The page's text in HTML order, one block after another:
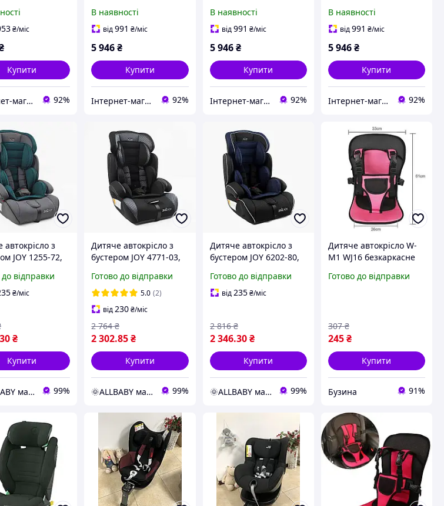
системою Isofix
₴/міс
Купити
Інтернет-магазин дитячих товарів та товарів для дому "Твій Кіндер" 92%
5266 із системою Isofix
блакитне
В наявності
від991 ₴/міс
5 946₴
Купити
Інтернет-магазин дитячих товарів та товарів для дому "Твій Кіндер" 92%
9559 із системою Isofix
сіре
В наявності
від991 ₴/міс
5 946 ₴
Купити
Інтернет-магазин дитячих товарів та товарів для дому "Твій Кіндер" 92%
1771 із системою Isofix
синє
В наявності
від991 ₴/міс
5 946₴
Купити
Інтернет-магазин дитячих товарів та товарів для дому "Твій Кіндер" 92%
автокрісло з
JOY 1255-72,
дитини 9-36
до відправки
₴/міс
₴
Купити
🌞ALLBABY магазин товарів для дітей 99%
Дитяче автокрісло з
бустером JOY 4771-03,
1/2/3, вага дитини 9-36
кг
Готово до відправки
5.0 (2)
від230₴/міс
2 302.85₴
2 764 ₴
Купити
🌞ALLBABY магазин товарів для дітей 99%
Дитяче автокрісло з
бустером JOY 6202-80,
1/2/3, вага дитини 9-36
кг
Готово до відправки
від235 ₴/міс
2 346.30 ₴
2 816 ₴
Купити
🌞ALLBABY магазин товарів для дітей 99%
Дитяче автокрісло W-
M1 WJ16 безкаркасне
чорне дитяча накладка
Готово до відправки
245₴
307 ₴
Купити
Бузина 91%